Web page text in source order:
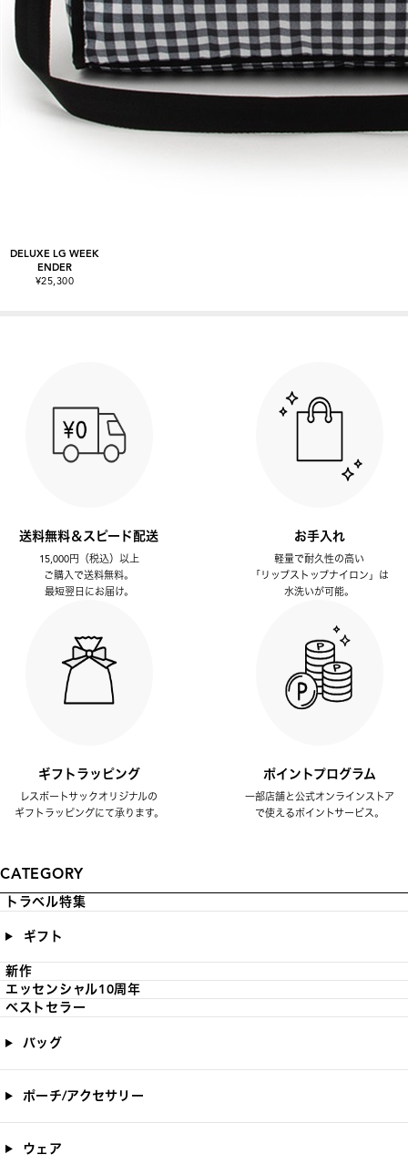
DELUXE LG WEEK
ENDER
¥25,300
送料無料＆スピード配送
15,000円（税込）以上
ご購入で送料無料。
最短翌日にお届け。
お手入れ
軽量で耐久性の高い
「リップストップナイロン」は
水洗いが可能。
ギフトラッピング
レスポートサックオリジナルの
ギフトラッピングにて承ります。
ポイントプログラム
一部店舗と公式オンラインストア
で使えるポイントサービス。
CATEGORY
トラベル特集
ギフト
新作
エッセンシャル10周年
ベストセラー
バッグ
ポーチ/アクセサリー
ウェア